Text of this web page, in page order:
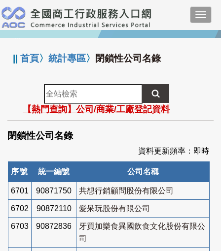
跳
到
主
要
:::
||首頁〉統計專區〉 閉鎖性公司名錄
全
站
檢
索
【熱門查詢】公司/商業/工廠登記資料
閉鎖性公司名錄
資料更新頻率：即時
序號 統一編號 公司名稱
6701 90871750 共想行銷顧問股份有限公司
6702 90872110 愛呆玩股份有限公司
6703 90872836
牙買加樂食異國飲食文化股份有限公
司